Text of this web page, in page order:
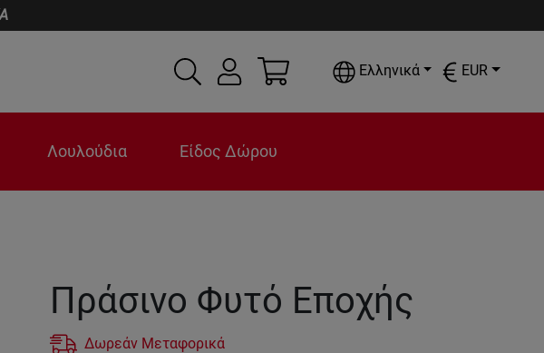
Ελληνικά EUR
Λουλούδια Είδος Δώρου
Πράσινο Φυτό Εποχής
Δωρεάν Μεταφορικά